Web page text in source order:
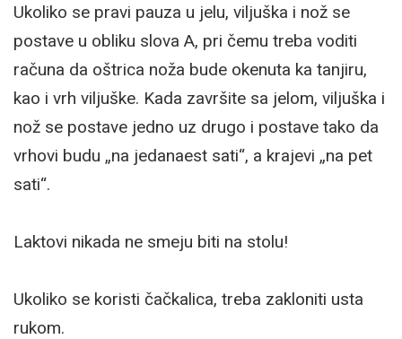
Ukoliko se pravi pauza u jelu, viljuška i nož se
postave u obliku slova A, pri čemu treba voditi
računa da oštrica noža bude okenuta ka tanjiru,
kao i vrh viljuške. Kada završite sa jelom, viljuška i
nož se postave jedno uz drugo i postave tako da
vrhovi budu „na jedanaest sati“, a krajevi „na pet
sati“.
Laktovi nikada ne smeju biti na stolu!
Ukoliko se koristi čačkalica, treba zakloniti usta
rukom.